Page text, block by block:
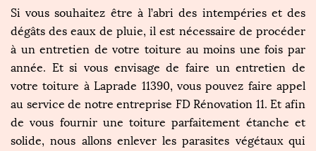
Si vous souhaitez être à l’abri des intempéries et des
dégâts des eaux de pluie, il est nécessaire de procéder
à un entretien de votre toiture au moins une fois par
année. Et si vous envisage de faire un entretien de
votre toiture à Laprade 11390, vous pouvez faire appel
au service de notre entreprise FD Rénovation 11. Et afin
de vous fournir une toiture parfaitement étanche et
solide, nous allons enlever les parasites végétaux qui